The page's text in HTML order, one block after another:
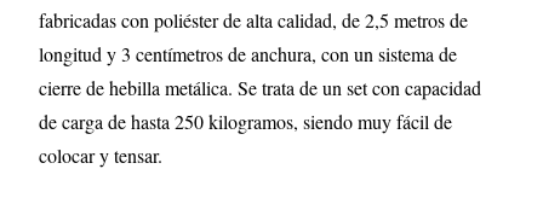
fabricadas con poliéster de alta calidad, de 2,5 metros de
longitud y 3 centímetros de anchura, con un sistema de
cierre de hebilla metálica. Se trata de un set con capacidad
de carga de hasta 250 kilogramos, siendo muy fácil de
colocar y tensar.